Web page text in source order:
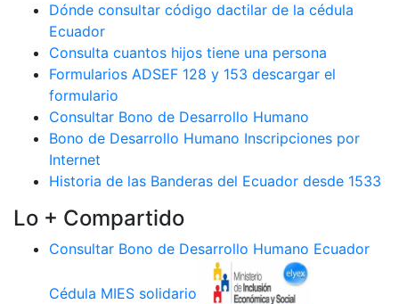
Dónde consultar código dactilar de la cédula
Ecuador
Consulta cuantos hijos tiene una persona
Formularios ADSEF 128 y 153 descargar el
formulario
Consultar Bono de Desarrollo Humano
Bono de Desarrollo Humano Inscripciones por
Internet
Historia de las Banderas del Ecuador desde 1533
Lo + Compartido
Consultar Bono de Desarrollo Humano Ecuador
Cédula MIES solidario